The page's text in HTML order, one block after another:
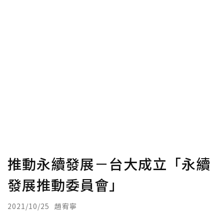
推動永續發展－台大成立「永續
發展推動委員會」
2021/10/25 趙宥寧